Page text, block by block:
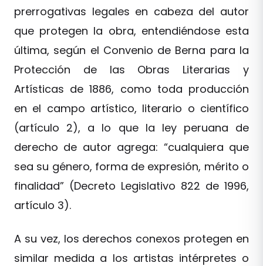
prerrogativas legales en cabeza del autor
que protegen la obra, entendiéndose esta
última, según el Convenio de Berna para la
Protección de las Obras Literarias y
Artísticas de 1886, como toda producción
en el campo artístico, literario o científico
(artículo 2), a lo que la ley peruana de
derecho de autor agrega: “cualquiera que
sea su género, forma de expresión, mérito o
finalidad” (Decreto Legislativo 822 de 1996,
artículo 3).
A su vez, los derechos conexos protegen en
similar medida a los artistas intérpretes o